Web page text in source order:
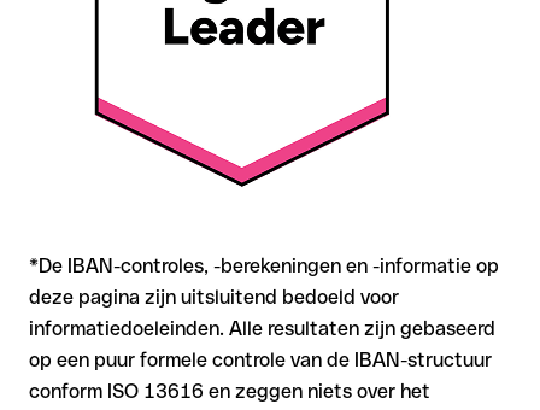
bevestig de IBAN bij twijfel direct bij de ontvanger. Vooral bij
grotere bedragen of nieuwe zakenrelaties is deze
*De IBAN-controles, -berekeningen en -informatie op
deze pagina zijn uitsluitend bedoeld voor
informatiedoeleinden. Alle resultaten zijn gebaseerd
op een puur formele controle van de IBAN-structuur
conform ISO 13616 en zeggen niets over het